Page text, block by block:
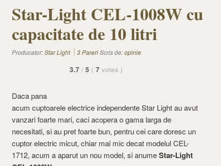
Star-Light CEL-1008W cu
capacitate de 10 litri
Producator:Star Light 3 PareriScris de:opinie
3.7 / 5 ( 7 votes )
Daca pana
acum cuptoarele electrice independente Star Light au avut
vanzari foarte mari, caci acopera o gama larga de
necesitati, si au pret foarte bun, pentru cei care doresc un
cuptor electric micut, chiar mai mic decat modelul CEL-
1712, acum a aparut un nou model, si anumeStar-Light